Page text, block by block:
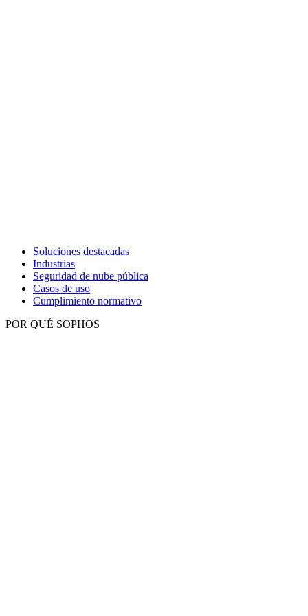
Soluciones destacadas
Industrias
Seguridad de nube pública
Casos de uso
Cumplimiento normativo
POR QUÉ SOPHOS